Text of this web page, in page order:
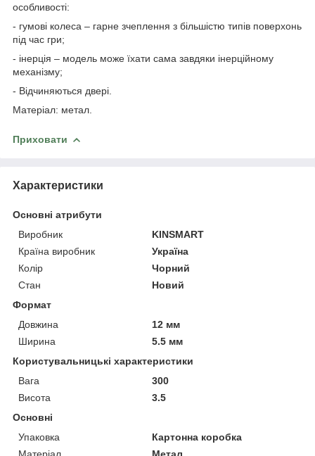
особливості:
- гумові колеса – гарне зчеплення з більшістю типів поверхонь
під час гри;
- інерція – модель може їхати сама завдяки інерційному
механізму;
- Відчиняються двері.
Матеріал: метал.
Приховати
Характеристики
Основні атрибути
Виробник
KINSMART
Країна виробник
Україна
Колір
Чорний
Стан
Новий
Формат
Довжина
12 мм
Ширина
5.5 мм
Користувальницькі характеристики
Вага
300
Висота
3.5
Основні
Упаковка
Картонна коробка
Матеріал
Метал